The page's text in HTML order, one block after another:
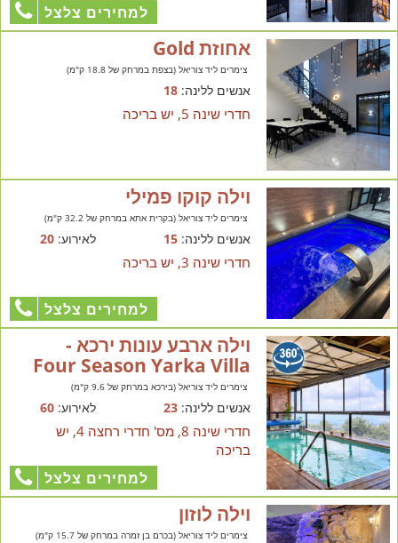
למחירים צלצל
אחוזת Gold
צימרים ליד צוריאל (בצפת במרחק של 18.8 ק"מ)
אנשים ללינה:18
חדרי שינה 5, יש בריכה
וילה קוקו פמילי
צימרים ליד צוריאל (בקרית אתא במרחק של 32.2 ק"מ)
אנשים ללינה:15 לאירוע:20
חדרי שינה 3, יש בריכה
למחירים צלצל
וילה ארבע עונות ירכא -
Four Season Yarka Villa
צימרים ליד צוריאל (בירכא במרחק של 9.6 ק"מ)
אנשים ללינה:23 לאירוע:60
חדרי שינה 8, מס' חדרי רחצה 4, יש
בריכה
למחירים צלצל
וילה לוזון
צימרים ליד צוריאל (בכרם בן זמרה במרחק של 15.7 ק"מ)